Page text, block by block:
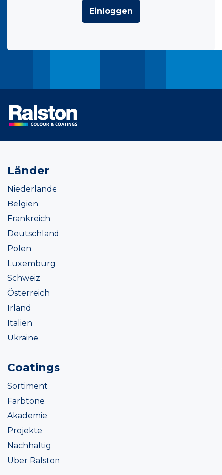
Einloggen
Länder
Niederlande
Belgien
Frankreich
Deutschland
Polen
Luxemburg
Schweiz
Österreich
Irland
Italien
Ukraine
Coatings
Sortiment
Farbtöne
Akademie
Projekte
Nachhaltig
Über Ralston